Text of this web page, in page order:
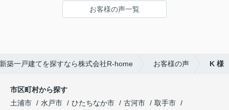
お客様の声一覧
築一戸建てを探すなら株式会社R-home お客様の声 K 様
市区町村から探す
土浦市
水戸市 ひたちなか市 古河市
取手市